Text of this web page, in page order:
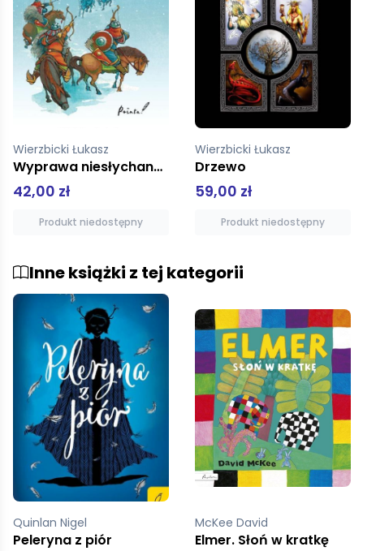
Wierzbicki Łukasz
Drzewo
59,00 zł
Produkt niedostępny
Machiną przez Chiny
45,00 zł
Produkt niedostępny
Inne książki z tej kategorii
McKee David
Elmer. Słoń w kratkę
pz